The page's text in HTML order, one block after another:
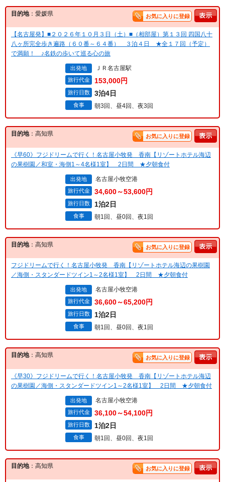
目的地：愛媛県 お気に入りに登録
【名古屋発】■２０２６年１０月３日（土）■（相部屋）第１３回 四国八十
八ヶ所完全歩き遍路（６０番～６４番） ３泊４日 ★全１７回（予定）
で満願！ ♪名鉄の歩いて巡る心の旅
出発地 ＪＲ名古屋駅
旅行代金 153,000円
旅行日数 3泊4日
食事 朝3回、昼4回、夜3回
目的地：高知県 お気に入りに登録
《早60》フジドリームで行く！名古屋小牧発 香南【リゾートホテル海辺
の果樹園／和室・海側1～4名様1室】 2日間 ★夕朝食付
出発地 名古屋小牧空港
旅行代金 34,600～53,600円
旅行日数 1泊2日
食事 朝1回、昼0回、夜1回
目的地：高知県 お気に入りに登録
フジドリームで行く！名古屋小牧発 香南【リゾートホテル海辺の果樹園
／海側・スタンダードツイン1～2名様1室】 2日間 ★夕朝食付
出発地 名古屋小牧空港
旅行代金 36,600～65,200円
旅行日数 1泊2日
食事 朝1回、昼0回、夜1回
目的地：高知県 お気に入りに登録
《早30》フジドリームで行く！名古屋小牧発 香南【リゾートホテル海辺
の果樹園／海側・スタンダードツイン1～2名様1室】 2日間 ★夕朝食付
出発地 名古屋小牧空港
旅行代金 36,100～54,100円
旅行日数 1泊2日
食事 朝1回、昼0回、夜1回
目的地：高知県 お気に入りに登録